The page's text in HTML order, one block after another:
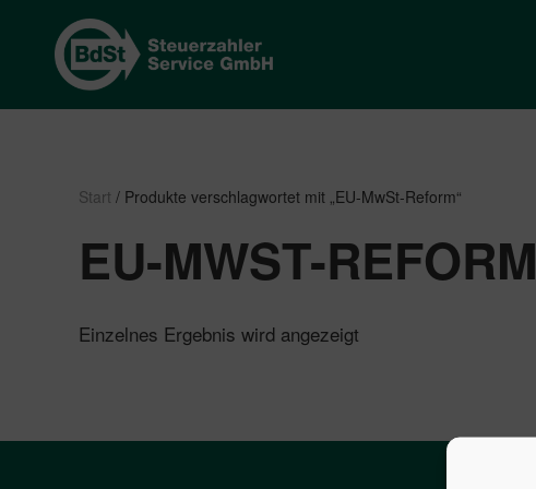
Start / Produkte verschlagwortet mit „EU-MwSt-Reform“
EU-MWST-REFORM
Einzelnes Ergebnis wird angezeigt